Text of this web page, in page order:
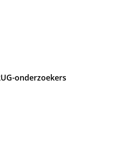
onderzoekers